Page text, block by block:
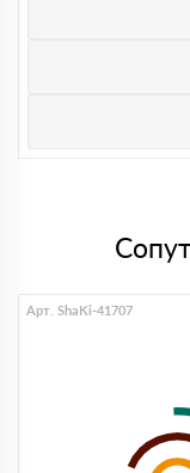
Арт. ShaKi-41707